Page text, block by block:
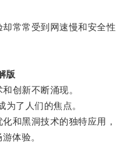
常常受到网速慢和安全性
版
创新不断涌现。
了人们的焦点。
和黑洞技术的独特应用，
体验。